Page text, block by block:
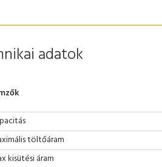
adatok
töltőáram
kisütési áram